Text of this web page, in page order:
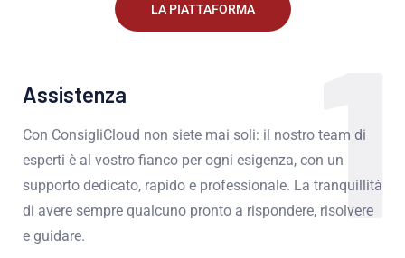
LA PIATTAFORMA
1
Assistenza
Con ConsigliCloud non siete mai soli: il nostro team di
esperti è al vostro fianco per ogni esigenza, con un
supporto dedicato, rapido e professionale. La tranquillità
di avere sempre qualcuno pronto a rispondere, risolvere
e guidare.